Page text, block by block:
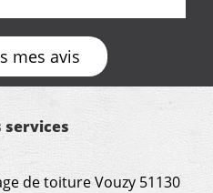
confiance assurée.
mes avis
services
de toiture Vouzy 51130